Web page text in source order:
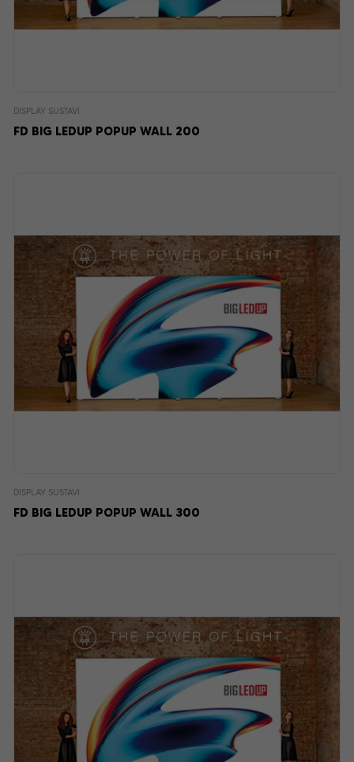
DISPLAY SUSTAVI
FD BIG LEDUP POPUP WALL 200
DISPLAY SUSTAVI
FD BIG LEDUP POPUP WALL 300